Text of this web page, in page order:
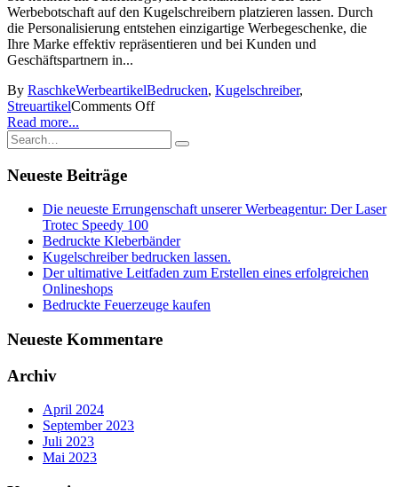
Werbebotschaft auf den Kugelschreibern platzieren lassen. Durch
die Personalisierung entstehen einzigartige Werbegeschenke, die
Ihre Marke effektiv repräsentieren und bei Kunden und
Geschäftspartnern in...
By RaschkeWerbeartikelBedrucken, Kugelschreiber,
StreuartikelComments Off
Read more...
Neueste Beiträge
Die neueste Errungenschaft unserer Werbeagentur: Der Laser
Trotec Speedy 100
Bedruckte Kleberbänder
Kugelschreiber bedrucken lassen.
Der ultimative Leitfaden zum Erstellen eines erfolgreichen
Onlineshops
Bedruckte Feuerzeuge kaufen
Neueste Kommentare
Archiv
April 2024
September 2023
Juli 2023
Mai 2023